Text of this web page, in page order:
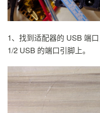
1、找到适配器的 USB 端
1/2 USB 的端口引脚上。